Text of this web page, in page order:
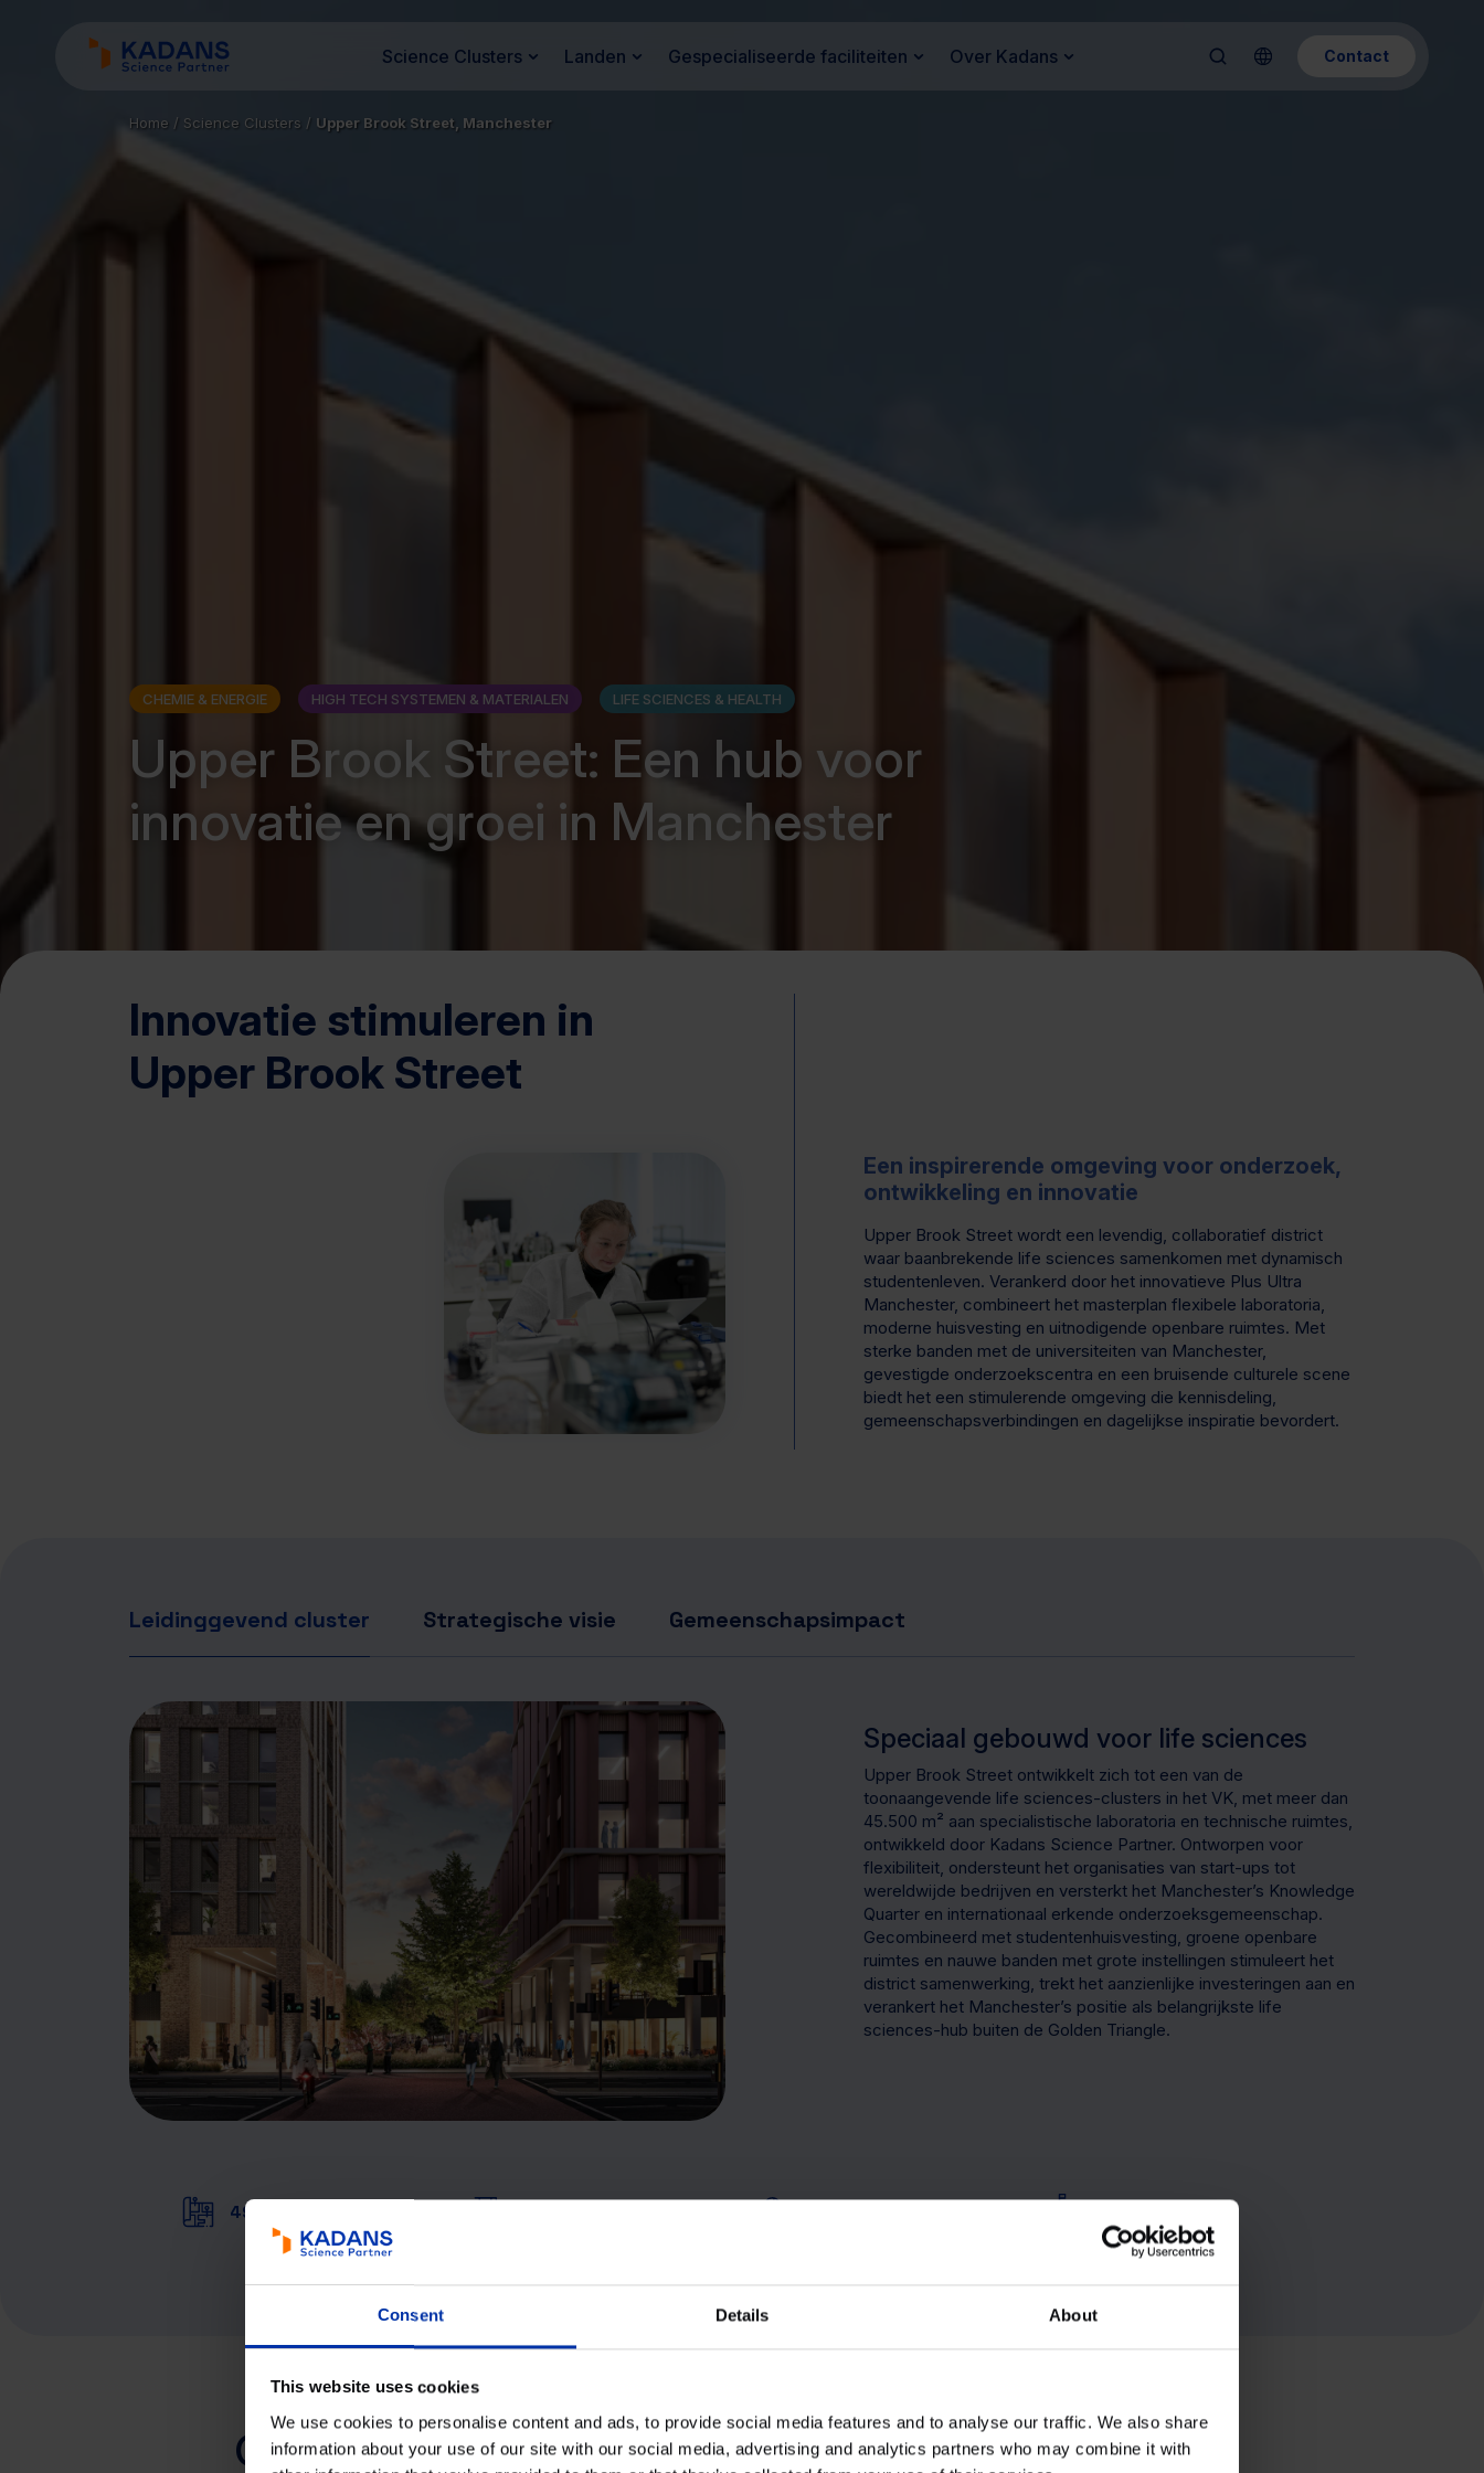
Consent Details About
This website uses cookies
We use cookies to personalise content and ads, to provide social media features and to analyse our traffic. We also share
information about your use of our site with our social media, advertising and analytics partners who may combine it with
Science Clusters Landen Gespecialiseerde faciliteiten Over Kadans Contact
Home / Science Clusters / Upper Brook Street, Manchester
CHEMIE & ENERGIE HIGH TECH SYSTEMEN & MATERIALEN LIFE SCIENCES & HEALTH
Upper Brook Street: Een hub voor
innovatie en groei in Manchester
Innovatie stimuleren in
Upper Brook Street
Een inspirerende omgeving voor onderzoek,
ontwikkeling en innovatie
Upper Brook Street wordt een levendig, collaboratief district
waar baanbrekende life sciences samenkomen met dynamisch
studentenleven. Verankerd door het innovatieve Plus Ultra
Manchester, combineert het masterplan flexibele laboratoria,
moderne huisvesting en uitnodigende openbare ruimtes. Met
sterke banden met de universiteiten van Manchester,
gevestigde onderzoekscentra en een bruisende culturele scene
biedt het een stimulerende omgeving die kennisdeling,
gemeenschapsverbindingen en dagelijkse inspiratie bevordert.
Leidinggevend cluster Strategische visie Gemeenschapsimpact
Speciaal gebouwd voor life sciences
Upper Brook Street ontwikkelt zich tot een van de
toonaangevende life sciences-clusters in het VK, met meer dan
45.500 m² aan specialistische laboratoria en technische ruimtes,
ontwikkeld door Kadans Science Partner. Ontworpen voor
flexibiliteit, ondersteunt het organisaties van start-ups tot
wereldwijde bedrijven en versterkt het Manchester’s Knowledge
Quarter en internationaal erkende onderzoeksgemeenschap.
Gecombineerd met studentenhuisvesting, groene openbare
ruimtes en nauwe banden met grote instellingen stimuleert het
district samenwerking, trekt het aanzienlijke investeringen aan en
verankert het Manchester’s positie als belangrijkste life
sciences-hub buiten de Golden Triangle.
490.000 sq ft
Onze gespecialiseerde
Upper Brook Street beschikt over speciaal gebouwde